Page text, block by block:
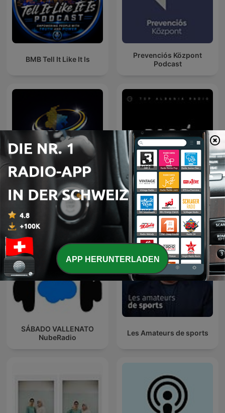
BMB Tell It Like It Is
Prevenciós Központ
Podcast
Expresiones Colombia
Radio
Pasó | Top Albania Radio
SÁBADO VALLENATO
NubeRadio
Les Amateurs de sports
APP HERUNTERLADEN